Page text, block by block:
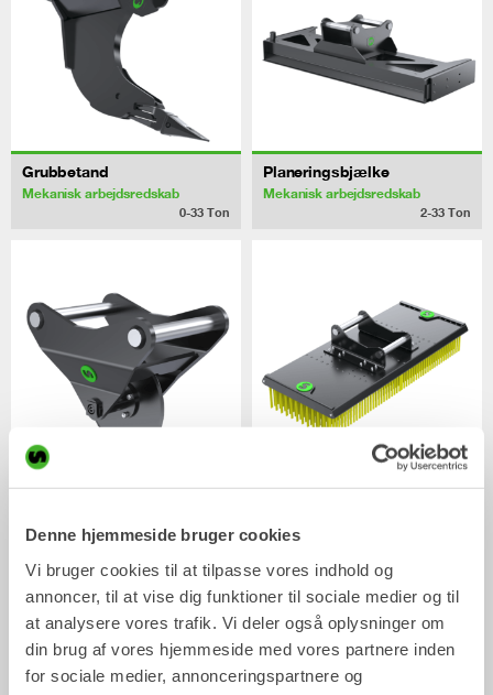
Denne hjemmeside bruger cookies
Vi bruger cookies til at tilpasse vores indhold og
annoncer, til at vise dig funktioner til sociale medier og til
at analysere vores trafik. Vi deler også oplysninger om
din brug af vores hjemmeside med vores partnere inden
for sociale medier, annonceringspartnere og
Grubbetand
Mekanisk arbejdsredskab
0-33 Ton
Planeringsbjælke
Mekanisk arbejdsredskab
2-33 Ton
Asfaltskærer
2-33Ton
Børste